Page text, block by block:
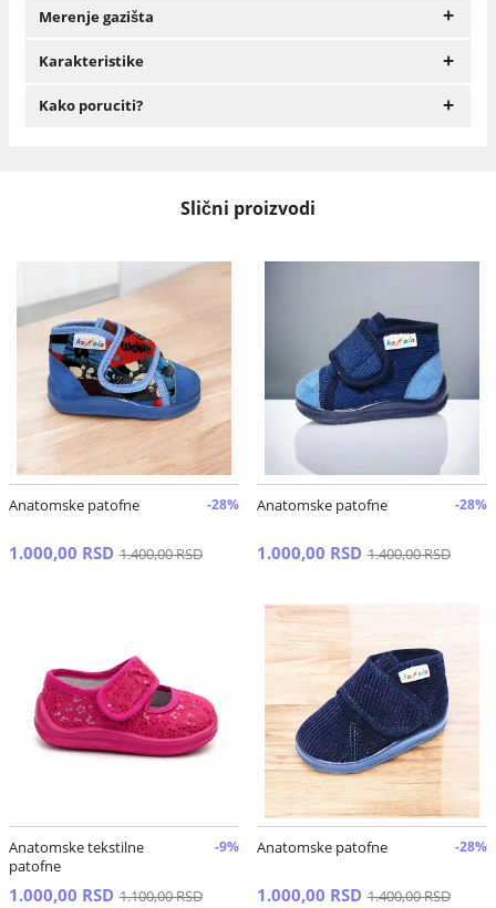
Merenje gazišta +
Karakteristike +
Kako poruciti? +
Slični proizvodi
Anatomske patofne -28%
1.000,00 RSD 1.400,00 RSD
Anatomske patofne -28%
1.000,00 RSD 1.400,00 RSD
Anatomske tekstilne
patofne
-9%
1.000,00 RSD 1.100,00 RSD
Anatomske patofne -28%
1.000,00 RSD 1.400,00 RSD